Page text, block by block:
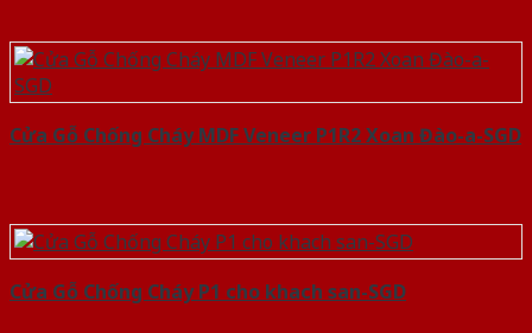
Cửa Gỗ Chống Cháy MDF Veneer P1R2 Xoan Đào-a-SGD
Cửa Gỗ Chống Cháy P1 cho khach san-SGD